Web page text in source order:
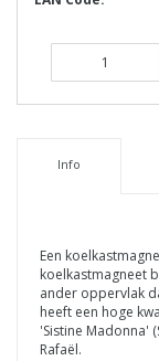
Info
Een
koelkastmagneet
ander oppervlak
heeft een hoge
'Sistine Madonna'
Rafaël.